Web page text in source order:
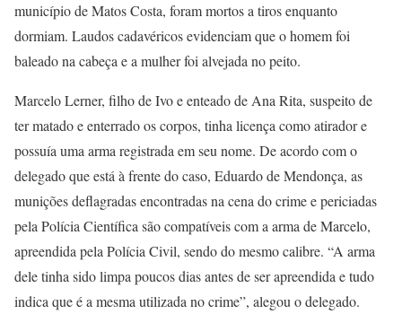
município de Matos Costa, foram mortos a tiros enquanto
dormiam. Laudos cadavéricos evidenciam que o homem foi
baleado na cabeça e a mulher foi alvejada no peito.
Marcelo Lerner, filho de Ivo e enteado de Ana Rita, suspeito de
ter matado e enterrado os corpos, tinha licença como atirador e
possuía uma arma registrada em seu nome. De acordo com o
delegado que está à frente do caso, Eduardo de Mendonça, as
munições deflagradas encontradas na cena do crime e periciadas
pela Polícia Científica são compatíveis com a arma de Marcelo,
apreendida pela Polícia Civil, sendo do mesmo calibre. “A arma
dele tinha sido limpa poucos dias antes de ser apreendida e tudo
indica que é a mesma utilizada no crime”, alegou o delegado.